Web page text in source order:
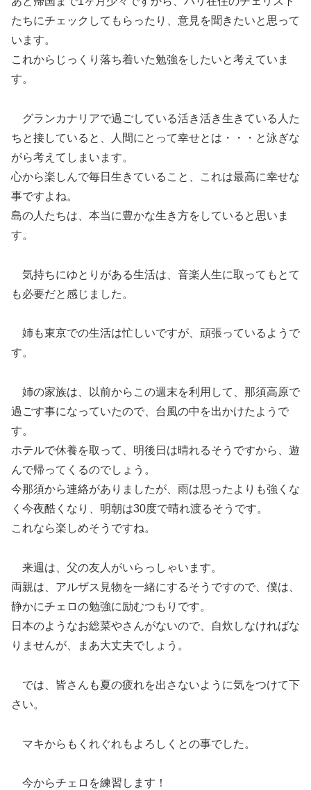
たちにチェックしてもらったり、意見を聞きたいと思って
います。
これからじっくり落ち着いた勉強をしたいと考えていま
す。
グランカナリアで過ごしている活き活き生きている人た
ちと接していると、人間にとって幸せとは・・・と泳ぎな
がら考えてしまいます。
心から楽しんで毎日生きていること、これは最高に幸せな
事ですよね。
島の人たちは、本当に豊かな生き方をしていると思いま
す。
気持ちにゆとりがある生活は、音楽人生に取ってもとて
も必要だと感じました。
姉も東京での生活は忙しいですが、頑張っているようで
す。
姉の家族は、以前からこの週末を利用して、那須高原で
過ごす事になっていたので、台風の中を出かけたようで
す。
ホテルで休養を取って、明後日は晴れるそうですから、遊
んで帰ってくるのでしょう。
今那須から連絡がありましたが、雨は思ったよりも強くな
く今夜酷くなり、明朝は30度で晴れ渡るそうです。
これなら楽しめそうですね。
来週は、父の友人がいらっしゃいます。
両親は、アルザス見物を一緒にするそうですので、僕は、
静かにチェロの勉強に励むつもりです。
日本のようなお総菜やさんがないので、自炊しなければな
りませんが、まあ大丈夫でしょう。
では、皆さんも夏の疲れを出さないように気をつけて下
さい。
マキからもくれぐれもよろしくとの事でした。
今からチェロを練習します！